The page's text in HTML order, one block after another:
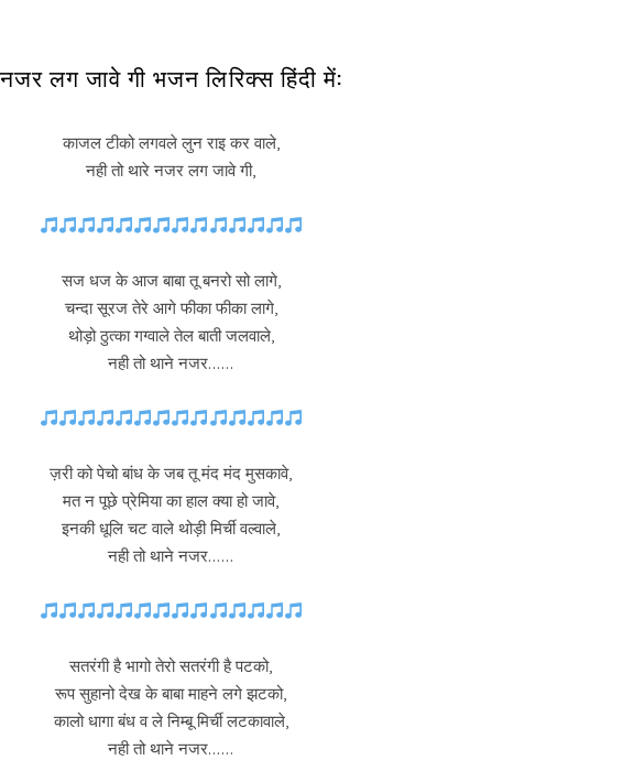
नजर लग जावे गी भजन लिरिक्स हिंदी में:
काजल टीको लगवले लुन राइ कर वाले,
नही तो थारे नजर लग जावे गी,
सज धज के आज बाबा तू बनरो सो लागे,
चन्दा सूरज तेरे आगे फीका फीका लागे,
थोड़ो ठुत्का गग्वाले तेल बाती जलवाले,
नही तो थाने नजर……
ज़री को पेचो बांध के जब तू मंद मंद मुसकावे,
मत न पूछे प्रेमिया का हाल क्या हो जावे,
इनकी धूलि चट वाले थोड़ी मिर्ची वल्वाले,
नही तो थाने नजर……
सतरंगी है भागो तेरो सतरंगी है पटको,
रूप सुहानो देख के बाबा माहने लगे झटको,
कालो धागा बंध व ले निम्बू मिर्ची लटकावाले,
नही तो थाने नजर……